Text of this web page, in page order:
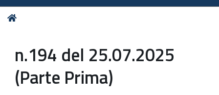
Tu
n.194 del 25.07.2025
(Parte Prima)